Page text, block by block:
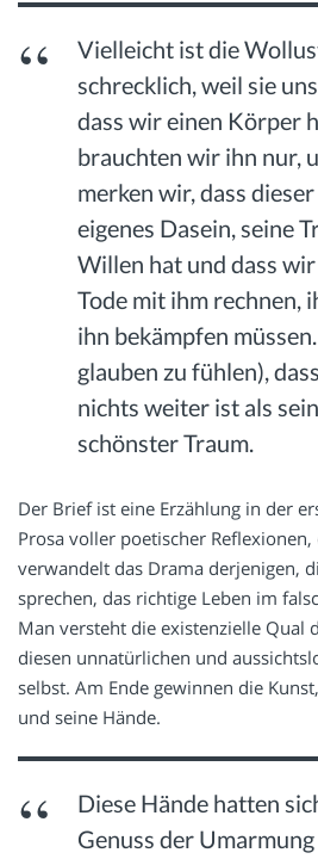
Vielleicht ist die
schrecklich, weil sie
dass wir einen Körper
brauchten wir ihn nur,
merken wir, dass
eigenes Dasein, seine
Willen hat und dass
Tode mit ihm rechnen,
ihn bekämpfen
glauben zu fühlen),
nichts weiter ist als
schönster Traum.
Der Brief ist eine Erzählung in der
Prosa voller poetischer
verwandelt das Drama derjenigen,
sprechen, das richtige Leben im
Man versteht die existenzielle Qual
diesen unnatürlichen und
selbst. Am Ende gewinnen die
und seine Hände.
Diese Hände hatten
Genuss der